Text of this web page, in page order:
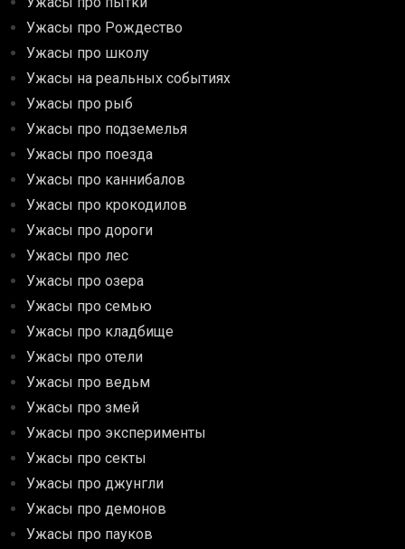
Ужасы про Рождество
Ужасы про школу
Ужасы на реальных событиях
Ужасы про рыб
Ужасы про подземелья
Ужасы про поезда
Ужасы про каннибалов
Ужасы про крокодилов
Ужасы про дороги
Ужасы про лес
Ужасы про озера
Ужасы про семью
Ужасы про кладбище
Ужасы про отели
Ужасы про ведьм
Ужасы про змей
Ужасы про эксперименты
Ужасы про секты
Ужасы про джунгли
Ужасы про демонов
Ужасы про пауков